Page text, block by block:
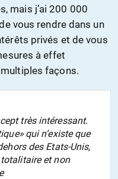
mais j’ai 200 000
vous rendre dans un
privés et de vous
à effet
façons.
très intéressant.
qui n’existe que
des Etats-Unis,
et non